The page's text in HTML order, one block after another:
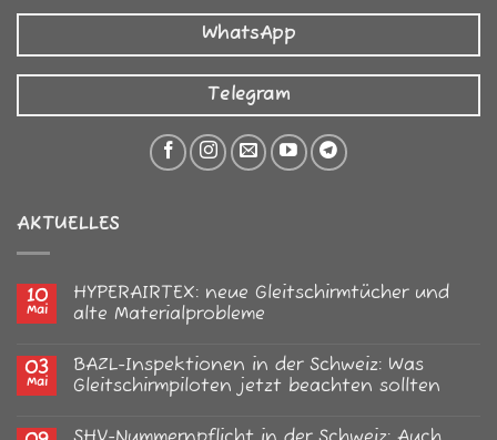
WhatsApp
Telegram
AKTUELLES
10
Mai
HYPERAIRTEX: neue Gleitschirmtücher und
alte Materialprobleme
zu
HYPERAIRTEX:
neue
03
Mai
BAZL-Inspektionen in der Schweiz: Was
Gleitschirmpiloten jetzt beachten sollten